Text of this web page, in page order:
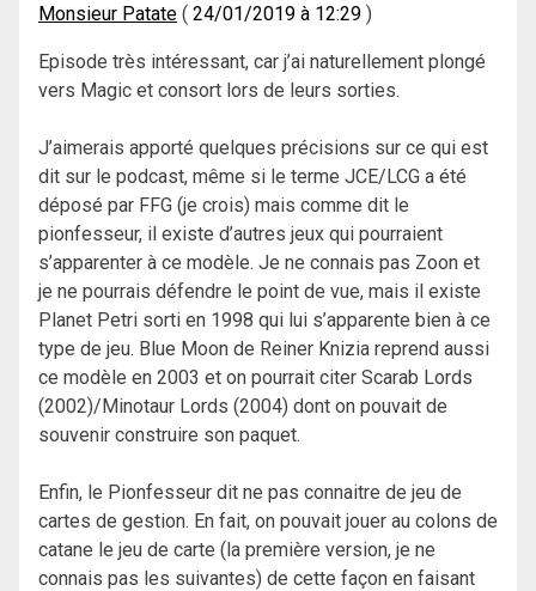
Monsieur Patate 24/01/2019 à 12:29
Episode très intéressant, car j’ai naturellement plongé
vers Magic et consort lors de leurs sorties.
J’aimerais apporté quelques précisions sur ce qui est
dit sur le podcast, même si le terme JCE/LCG a été
déposé par FFG (je crois) mais comme dit le
pionfesseur, il existe d’autres jeux qui pourraient
s’apparenter à ce modèle. Je ne connais pas Zoon et
je ne pourrais défendre le point de vue, mais il existe
Planet Petri sorti en 1998 qui lui s’apparente bien à ce
type de jeu. Blue Moon de Reiner Knizia reprend aussi
ce modèle en 2003 et on pourrait citer Scarab Lords
(2002)/Minotaur Lords (2004) dont on pouvait de
souvenir construire son paquet.
Enfin, le Pionfesseur dit ne pas connaitre de jeu de
cartes de gestion. En fait, on pouvait jouer au colons de
catane le jeu de carte (la première version, je ne
connais pas les suivantes) de cette façon en faisant